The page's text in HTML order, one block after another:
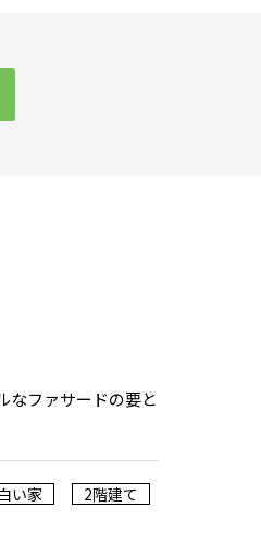
なファサードの要と
い家 2階建て